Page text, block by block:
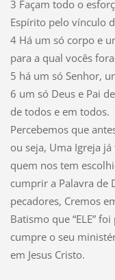
3 Façam todo o
Espírito pelo vínculo
4 Há um só corpo e
para a qual vocês
5 há um só Senhor,
6 um só Deus e Pai
de todos e em todos.
Percebemos que
ou seja, Uma Igreja
quem nos tem
cumprir a Palavra de
pecadores, Cremos
Batismo que “ELE”
cumpre o seu
em Jesus Cristo.